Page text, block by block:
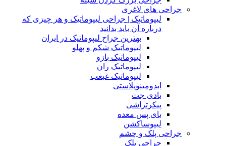
جراحی های لاغری
لیپوماتیک | جراحی لیپوماتیک و هر چیزی که
درباره آن باید بدانید
بهترین جراح لیپوماتیک در ایران
لیپوماتیک شکم و پهلو
لیپوماتیک بازو
لیپوماتیک ران
لیپوماتیک غبغب
ابدومینوپلاستی
بادی‌ جت
پیکرتراشی
بای پس معده
لیپوساکشن
جراحی پلک و چشم
جراحی پلک